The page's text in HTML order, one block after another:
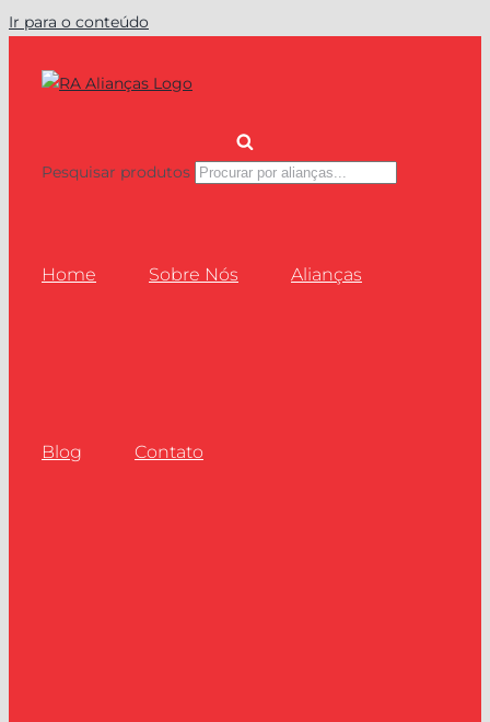
Ir para o conteúdo
Pesquisar produtos
Home Sobre Nós Alianças
Blog Contato